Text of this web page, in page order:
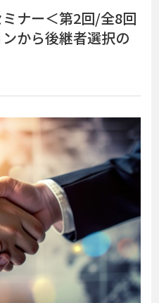
ナー＜第2回/全8回
から後継者選択の